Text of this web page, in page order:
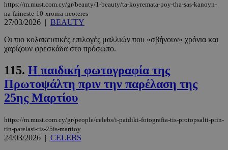
https://m.must.com.cy/gr/beauty/1-beauty/ta-koyremata-poy-tha-sas-kanoyn-
na-faineste-10-xronia-neoteres
27/03/2026 | BEAUTY
Οι πιο κολακευτικές επιλογές μαλλιών που «σβήνουν» χρόνια και
χαρίζουν φρεσκάδα στο πρόσωπο.
115. Η παιδική φωτογραφία της
Πρωτοψάλτη πριν την παρέλαση της
25ης Μαρτίου
https://m.must.com.cy/gr/people/celebs/i-paidiki-fotografia-tis-protopsalti-prin-
tin-parelasi-tis-25is-martioy
24/03/2026 | CELEBS
_scc_session
.entelia-
adserver.com
PHPSESSID